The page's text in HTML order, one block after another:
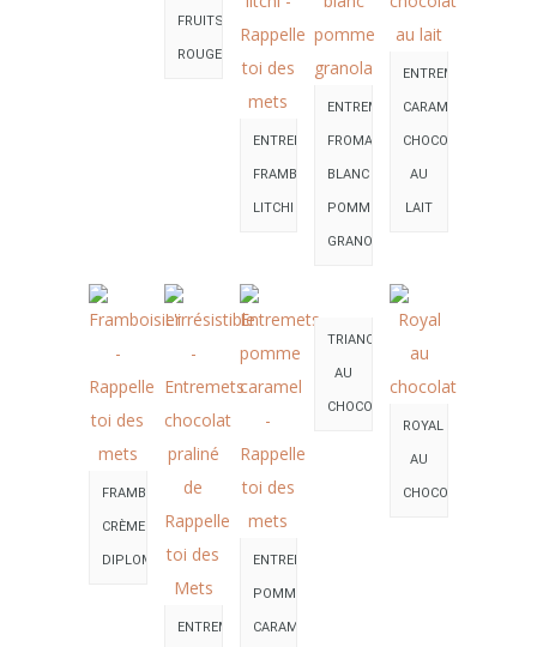
FRUITS
ROUGES
ENTREMETS
FRAMBOISE
LITCHI
ENTREMETS
FROMAGE
BLANC
POMME
GRANOLA
ENTREMETS
CARAMBAR
CHOCOLAT
AU
LAIT
FRAMBOISIER
CRÈME
DIPLOMATE
ENTREMETS
ENTREMETS
POMME
CARAMEL
TRIANON
AU
CHOCOLAT
ROYAL
AU
CHOCOLAT